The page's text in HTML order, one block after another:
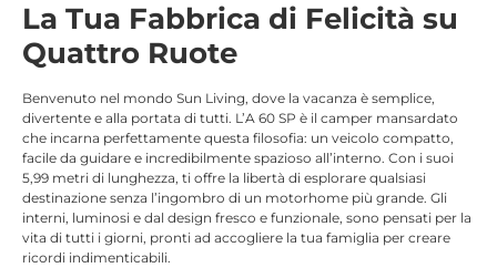
La Tua Fabbrica di Felicità su
Quattro Ruote
Benvenuto nel mondo Sun Living, dove la vacanza è semplice,
divertente e alla portata di tutti. L’A 60 SP è il camper mansardato
che incarna perfettamente questa filosofia: un veicolo compatto,
facile da guidare e incredibilmente spazioso all’interno. Con i suoi
5,99 metri di lunghezza, ti offre la libertà di esplorare qualsiasi
destinazione senza l’ingombro di un motorhome più grande. Gli
interni, luminosi e dal design fresco e funzionale, sono pensati per la
vita di tutti i giorni, pronti ad accogliere la tua famiglia per creare
ricordi indimenticabili.